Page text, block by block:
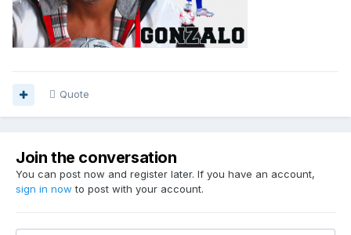
Quote
Join the conversation
You can post now and register later. If you have an account,
sign in now to post with your account.